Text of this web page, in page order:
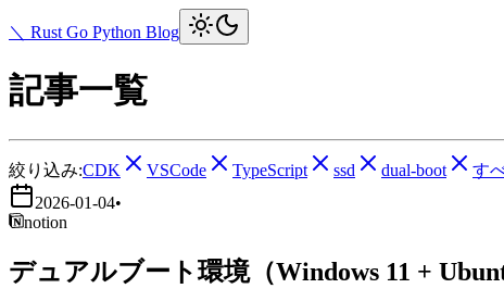
＼ Rust Go Python Blog
記事一覧
絞り込み:CDK VSCode TypeScript ssd dual-boot
す
2026-01-04•
notion
デュアルブート環境（Windows 11 +